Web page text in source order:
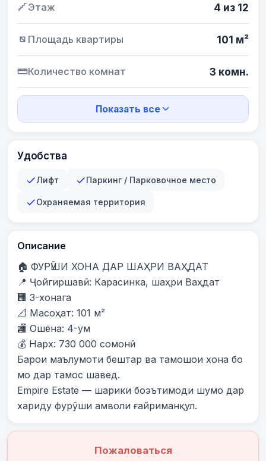
Этаж 4 из 12
Площадь квартиры 101 м²
Количество комнат 3 комн.
Показать все
Удобства
Лифт Паркинг / Парковочное место
Охраняемая территория
Описание
🏠 ФУРӮШИ ХОНА ДАР ШАҲРИ ВАҲДАТ
📍 Ҷойгиршавӣ: Карасинка, шаҳри Ваҳдат
🏢 3-хонага
📐 Масоҳат: 101 м²
🏬 Ошёна: 4-ум
💰 Нарх: 730 000 сомонӣ
Барои маълумоти бештар ва тамошои хона бо
мо дар тамос шавед.
Empire Estate — шарики боэътимоди шумо дар
хариду фурӯши амволи ғайриманқул.
Пожаловаться